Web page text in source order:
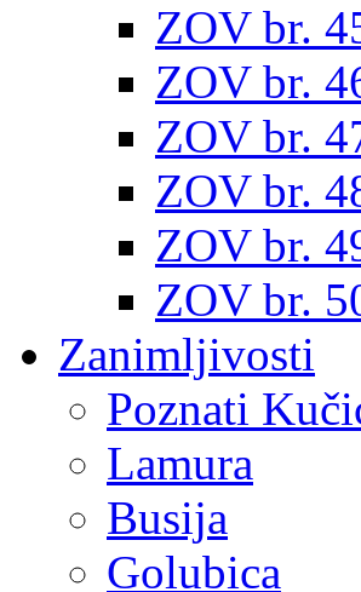
ZOV br.
ZOV br.
ZOV br.
ZOV br.
ZOV br.
ZOV br.
Zanimljivosti
Poznati
Lamura
Busija
Golubica